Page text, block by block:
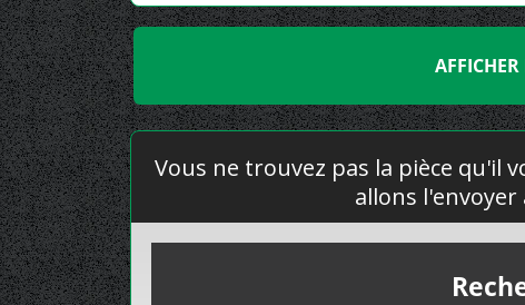
AFFICHER
Vous ne trouvez pas la pièce qu'il
allons l'envoyer